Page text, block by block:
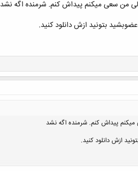
من سعی میکنم پیداش کنم. شرمنده اگه نشد
پیداش کنم. شرمنده اگه نشد